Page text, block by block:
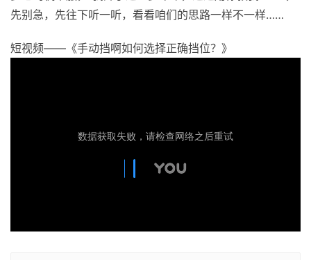
先别急，先往下听一听，看看咱们的思路一样不一样……
短视频——《手动挡啊如何选择正确挡位？》